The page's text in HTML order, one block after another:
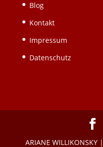
Blog
Kontakt
Impressum
Datenschutz
ARIANE WILLIKONSKY |